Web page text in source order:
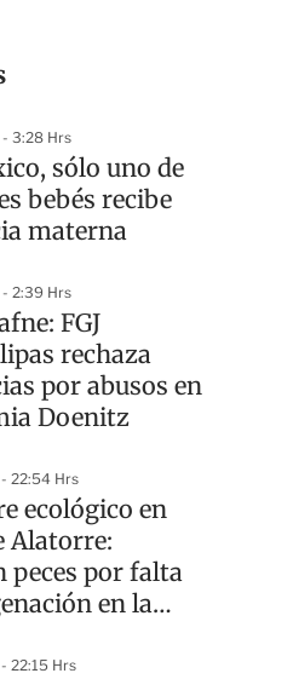
3:28 Hrs
sólo uno de
bebés recibe
materna
2:39 Hrs
FGJ
rechaza
por abusos en
Doenitz
22:54 Hrs
ecológico en
Alatorre:
peces por falta
en la
22:15 Hrs